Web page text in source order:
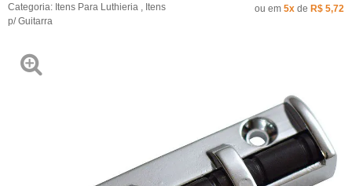
Categoria: Itens Para Luthieria
Itens
p/ Guitarra
ou em 5x de R$ 5,72